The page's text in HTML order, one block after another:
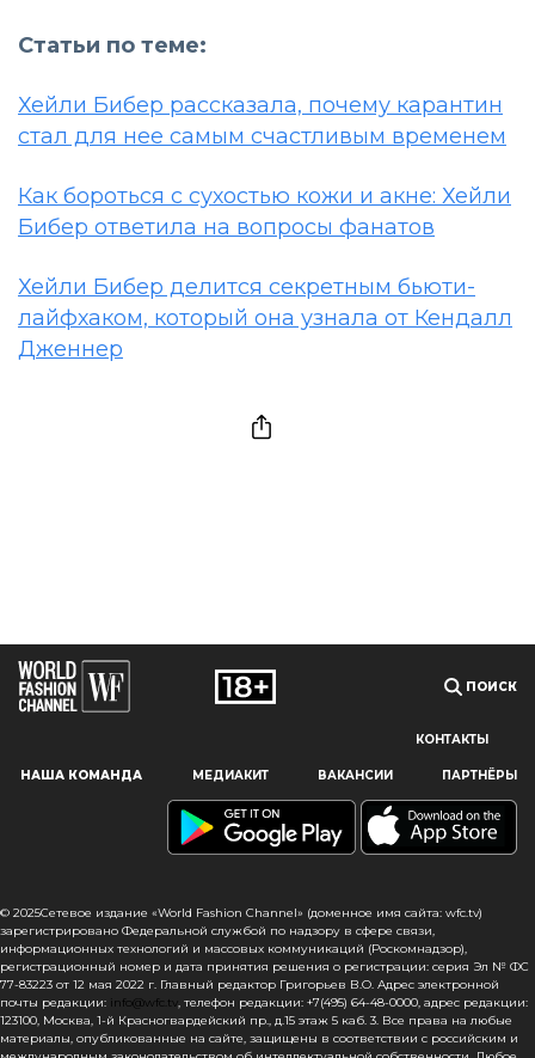
Наш сайт использует файлы cookie и похожие технологии,
пользователям, предоставляя персонализированную
информацию, запоминая предпочтения в области
сайта, вы подтверждаете свое согласие на использование
файлов cookie в соответствии с настоящим уведомлением
в отношении данного типа файлов. Если вы не согласны
с тем, чтобы мы использовали данный тип файлов,
то вы должны соответствующим образом установить
настройки вашего браузера или не использовать сайт wfc.tv
Статьи по теме:
Хейли Бибер рассказала, почему карантин
стал для нее самым счастливым временем
Как бороться с сухостью кожи и акне: Хейли
Бибер ответила на вопросы фанатов
Хейли Бибер делится секретным бьюти-
лайфхаком, который она узнала от Кендалл
Дженнер
ПОИСК
КОНТАКТЫ
НАША КОМАНДА МЕДИАКИТ ВАКАНСИИ ПАРТНЁРЫ
© 2025Сетевое издание «World Fashion Channel» (доменное имя сайта: wfc.tv)
зарегистрировано Федеральной службой по надзору в сфере связи,
информационных технологий и массовых коммуникаций (Роскомнадзор),
регистрационный номер и дата принятия решения о регистрации: серия Эл № ФС
77-83223 от 12 мая 2022 г. Главный редактор Григорьев В.О. Адрес электронной
почты редакции: info@wfc.tv, телефон редакции: +7(495) 64-48-0000, адрес редакции:
123100, Москва, 1-й Красногвардейский пр., д.15 этаж 5 каб. 3. Все права на любые
материалы, опубликованные на сайте, защищены в соответствии с российским и